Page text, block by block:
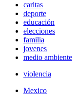
caritas
deporte
educación
elecciones
familia
jovenes
medio ambiente
violencia
Mexico